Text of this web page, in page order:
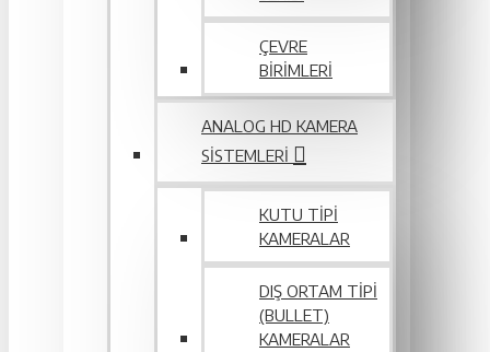
ÇEVRE
BIRIMLERI
ANALOG HD KAMERA
SISTEMLERI
KUTU TIPI
KAMERALAR
DIŞ ORTAM TIPI
(BULLET)
KAMERALAR